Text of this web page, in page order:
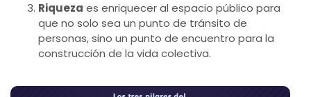
Riqueza es enriquecer al espacio público para
que no solo sea un punto de tránsito de
personas, sino un punto de encuentro para la
construcción de la vida colectiva.